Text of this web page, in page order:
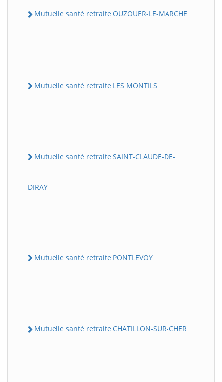
Mutuelle santé retraite OUZOUER-LE-MARCHE
Mutuelle santé retraite LES MONTILS
Mutuelle santé retraite SAINT-CLAUDE-DE-
DIRAY
Mutuelle santé retraite PONTLEVOY
Mutuelle santé retraite CHATILLON-SUR-CHER